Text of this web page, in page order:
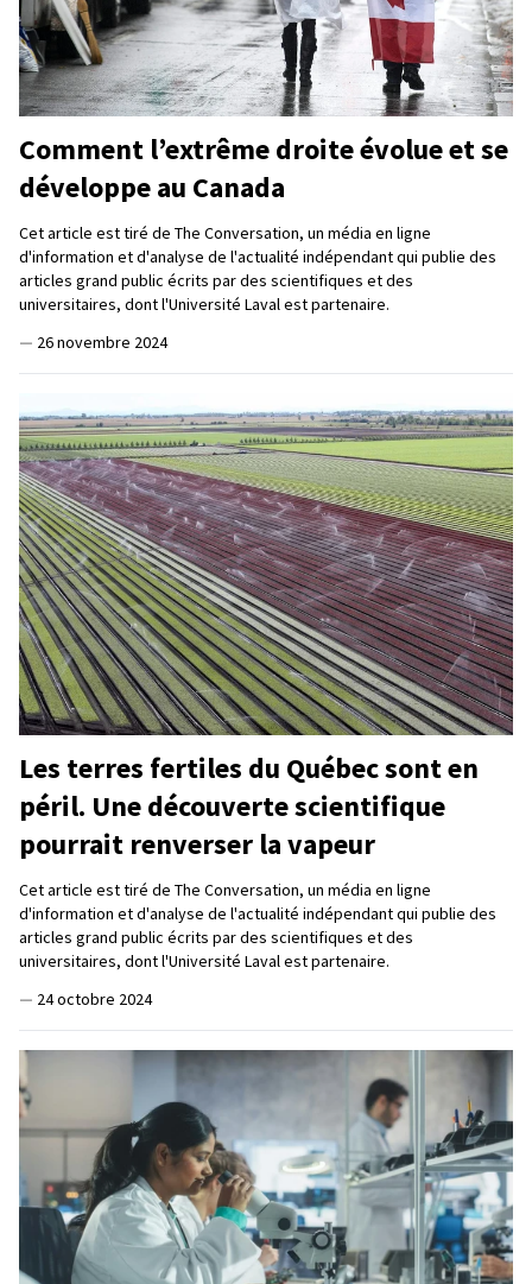
Comment l’extrême droite évolue et se
développe au Canada
Cet article est tiré de The Conversation, un média en ligne
d'information et d'analyse de l'actualité indépendant qui publie des
articles grand public écrits par des scientifiques et des
universitaires, dont l'Université Laval est partenaire.
— 26 novembre 2024
Les terres fertiles du Québec sont en
péril. Une découverte scientifique
pourrait renverser la vapeur
Cet article est tiré de The Conversation, un média en ligne
d'information et d'analyse de l'actualité indépendant qui publie des
articles grand public écrits par des scientifiques et des
universitaires, dont l'Université Laval est partenaire.
— 24 octobre 2024